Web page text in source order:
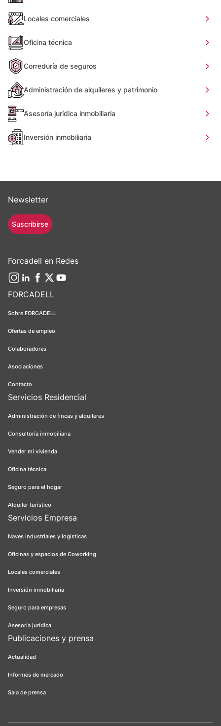
Locales comerciales
Oficina técnica
Correduría de seguros
Administración de alquileres y patrimonio
Asesoría jurídica inmobiliaria
Inversión inmobiliaria
FORCADELL
Sobre FORCADELL
Ofertas de empleo
Colaboradores
Asociaciones
Contacto
Servicios Residencial
Administración de fincas y alquileres
Consultoría inmobiliaria
Vender mi vivienda
Oficina técnica
Seguro para el hogar
Alquiler turístico
Servicios Empresa
Naves industriales y logísticas
Oficinas y espacios de Coworking
Locales comerciales
Inversión inmobiliaria
Seguro para empresas
Asesoría jurídica
Publicaciones y prensa
Actualidad
Informes de mercado
Sala de prensa
Newsletter
Suscribirse
Forcadell en Redes